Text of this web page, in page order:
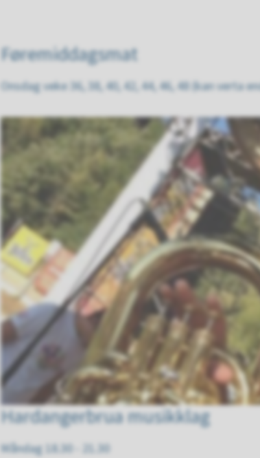
Føremiddagsmat
Onsdag veke 36, 38, 40, 42, 44, 46, 48 (kan verta
Hardangerbrua musikklag
Måndag 18.30 - 21.30